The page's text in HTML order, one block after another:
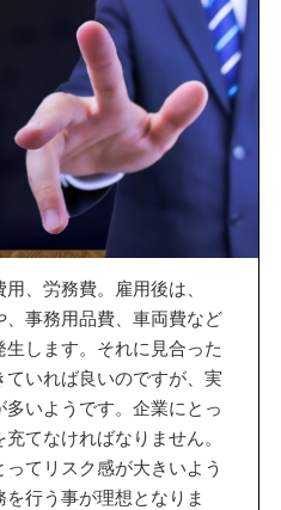
、労務費。雇用後は、
事務用品費、車両費など
します。それに見合った
いれば良いのですが、実
いようです。企業にとっ
てなければなりません。
てリスク感が大きいよう
行う事が理想となりま